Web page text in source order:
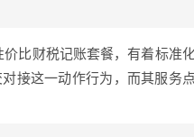
比财税记账套餐，有着标准
接这一动作行为，而其服务